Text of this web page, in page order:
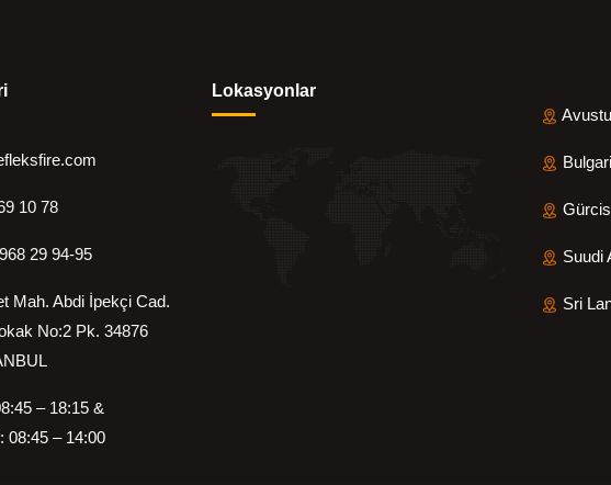
10 78
29 94-95
Mah. Abdi İpekçi Cad.
No:2 Pk. 34876
– 18:15 &
08:45 – 14:00
Lokasyonlar
Suudi
Sri